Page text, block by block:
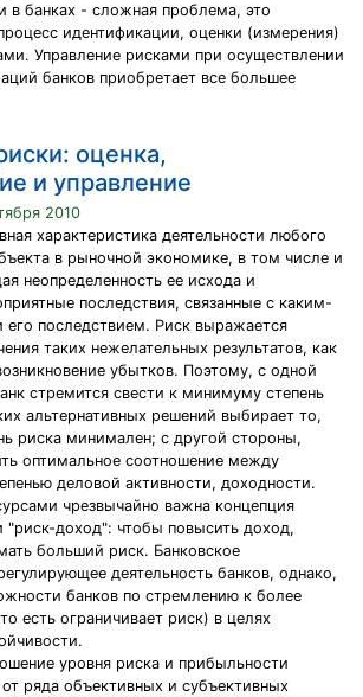
в банках - сложная проблема, это
идентификации, оценки (измерения)
Управление рисками при осуществлении
банков приобретает все большее
оценка,
и управление
2010
характеристика деятельности любого
в рыночной экономике, в том числе и
неопределенность ее исхода и
последствия, связанные с каким-
последствием. Риск выражается
таких нежелательных резуль­татов, как
убытков. Поэтому, с одной
стремится свести к минимуму степень
альтернативных решений выбирает то,
риска минимален; с другой стороны,
оптимальное соотношение между
деловой активности, доходности.
чрезвычайно важна концепция
"риск-доход": чтобы повысить доход,
больший риск. Банковское
деятельность банков, однако,
банков по стремлению к более
есть ограничивает риск) в целях
уровня риска и прибыльности
от ряда объективных и субъективных